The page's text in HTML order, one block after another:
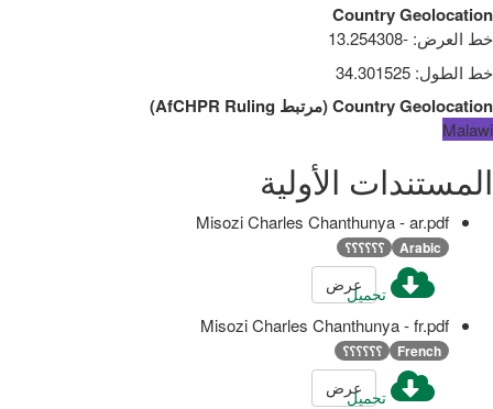
Country Geolocation
خط العرض:
-13.254308
خط الطول:
34.301525
Country Geolocation
(مرتبط AfCHPR Ruling
)
Malawi
المستندات الأولية
Misozi Charles Chanthunya - ar.pdf
Arabic ؟؟؟؟؟؟
تحميلعرض
Misozi Charles Chanthunya - fr.pdf
French ؟؟؟؟؟؟
تحميلعرض